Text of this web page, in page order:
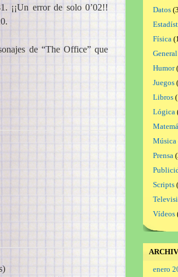
¡¡Un error de solo 0’02!!
de “The Office” que
Datos
Física
General
Humor
Juegos
Libros
Lógica
Música
Prensa
Scripts
Vídeos
enero